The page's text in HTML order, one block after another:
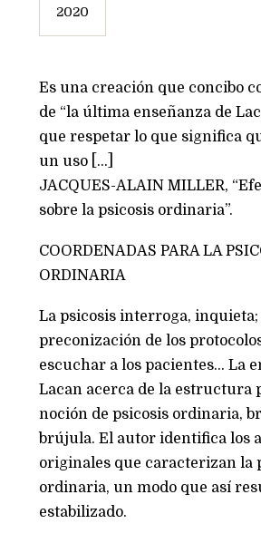
2020
Es una creación que concibo
de “la última enseñanza de
que respetar lo que significa
un uso […]
JACQUES-ALAIN MILLER,
sobre la psicosis ordinaria”.
COORDENADAS PARA LA
ORDINARIA
La psicosis interroga,
preconización de los
escuchar a los pacientes… La
Lacan acerca de la estructura
noción de psicosis ordinaria,
brújula. El autor identifica los
originales que caracterizan la
ordinaria, un modo que así
estabilizado.